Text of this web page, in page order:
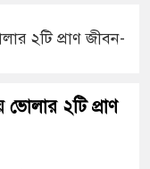
২টি প্রাণ জীবন-
২টি প্রাণ